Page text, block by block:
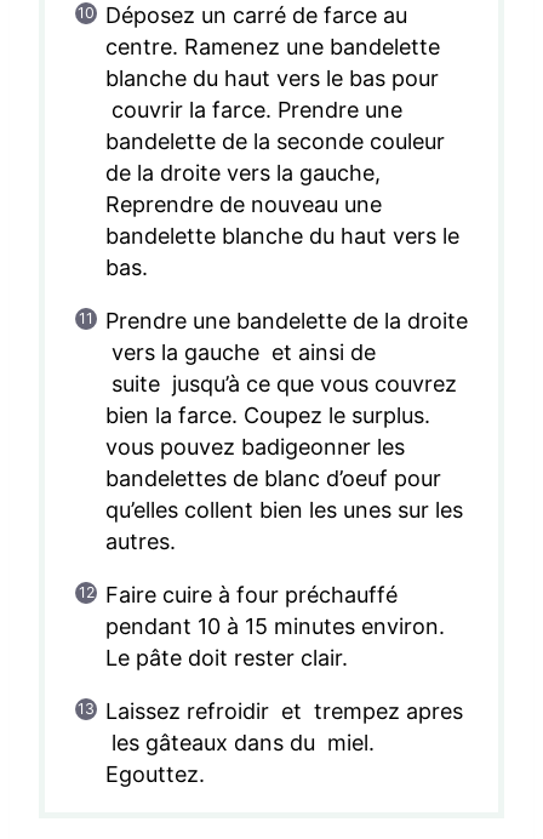
Déposez un carré de farce au
centre. Ramenez une bandelette
blanche du haut vers le bas pour
couvrir la farce. Prendre une
bandelette de la seconde couleur
de la droite vers la gauche,
Reprendre de nouveau une
bandelette blanche du haut vers le
bas.
Prendre une bandelette de la droite
vers la gauche et ainsi de
suite jusqu’à ce que vous couvrez
bien la farce. Coupez le surplus.
vous pouvez badigeonner les
bandelettes de blanc d’oeuf pour
qu’elles collent bien les unes sur les
autres.
Faire cuire à four préchauffé
pendant 10 à 15 minutes environ.
Le pâte doit rester clair.
Laissez refroidir et trempez apres
les gâteaux dans du miel.
Egouttez.